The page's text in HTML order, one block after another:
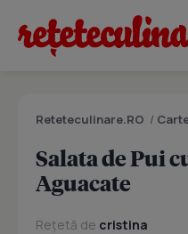
Reteteculinare.RO /
Salata de Pui
Aguacate
Rețetă de cristina